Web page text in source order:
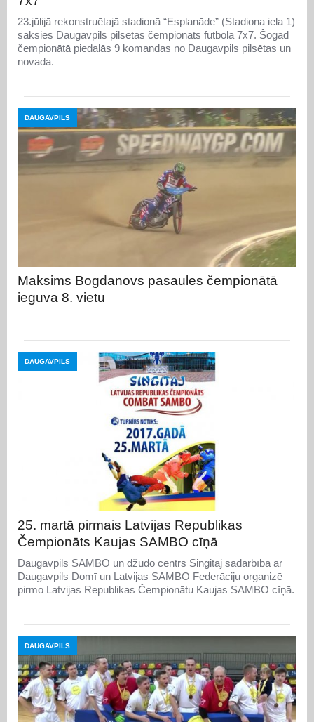
23.jūlijā rekonstruētajā stadionā “Esplanāde” (Stadiona iela 1)
sāksies Daugavpils pilsētas čempionāts futbolā 7x7. Šogad
čempionātā piedalās 9 komandas no Daugavpils pilsētas un
novada.
DAUGAVPILS
Maksims Bogdanovs pasaules čempionātā
ieguva 8. vietu
DAUGAVPILS
25. martā pirmais Latvijas Republikas
Čempionāts Kaujas SAMBO cīņā
Daugavpils SAMBO un džudo centrs Singitaj sadarbībā ar
Daugavpils Domī un Latvijas SAMBO Federāciju organizē
pirmo Latvijas Republikas Čempionātu Kaujas SAMBO cīņā.
DAUGAVPILS